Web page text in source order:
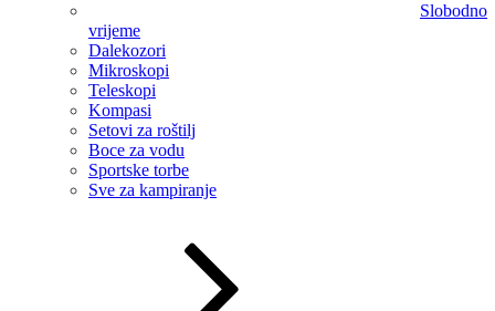
Slobodno
vrijeme
Dalekozori
Mikroskopi
Teleskopi
Kompasi
Setovi za roštilj
Boce za vodu
Sportske torbe
Sve za kampiranje